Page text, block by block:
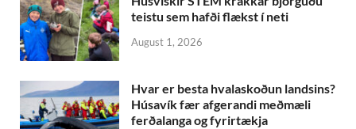
teistu sem hafði flækst í neti
August 1, 2026
Hvar er besta hvalaskoðun landsins?
Húsavík fær afgerandi meðmæli
ferðalanga og fyrirtækja